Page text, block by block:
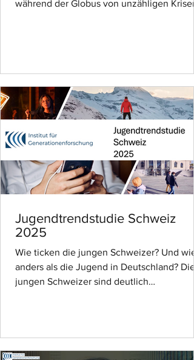
während der Globus von unzähligen Krisen
mehr Stressoren strömen auf die jungen
Menschen der Generation Z (2009-1995)
Alpha (2024-2010) ein und erodieren den
Alltag zu Hause und in der Schule. Was
macht der Dauerkrisenmodus
Jugendtrendstudie Schweiz
2025
Wie ticken die jungen Schweizer? Und
anders als die Jugend in Deutschland? Die
jungen Schweizer sind deutlich